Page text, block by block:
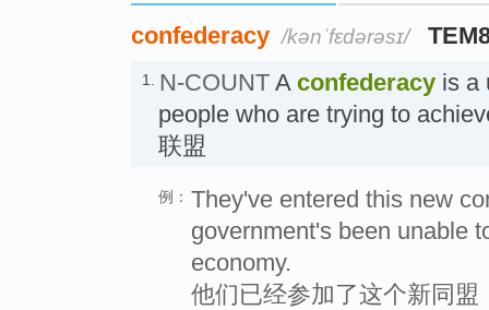
confederacy /kənˈfɛdərəsɪ/
1. N-COUNT A confederacy is a
people who are trying to
联盟
例： They've entered this new
government's been unable
economy.
他们已经参加了这个新同